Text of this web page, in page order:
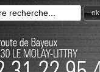
ok